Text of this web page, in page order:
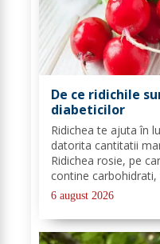
De ce ridichile
diabeticilor
Ridichea te ajuta în
datorita cantitatii
Ridichea rosie, pe
contine
25%, vitamina B,
alte componente ce-
6 august 2026